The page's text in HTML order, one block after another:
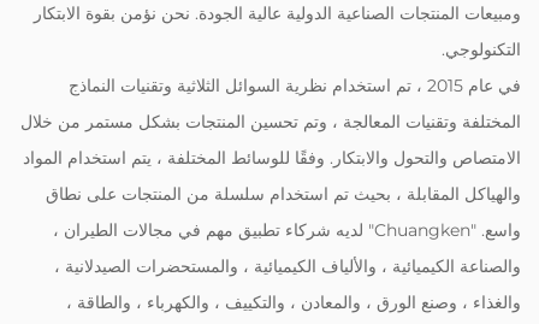
ومبيعات المنتجات الصناعية الدولية عالية الجودة. نحن نؤمن بقوة الابتكار
التكنولوجي.
في عام 2015 ، تم استخدام نظرية السوائل الثلاثية وتقنيات النماذج
المختلفة وتقنيات المعالجة ، وتم تحسين المنتجات بشكل مستمر من خلال
الامتصاص والتحول والابتكار. وفقًا للوسائط المختلفة ، يتم استخدام المواد
والهياكل المقابلة ، بحيث تم استخدام سلسلة من المنتجات على نطاق
واسع. "Chuangken" لديه شركاء تطبيق مهم في مجالات الطيران ،
والصناعة الكيميائية ، والألياف الكيميائية ، والمستحضرات الصيدلانية ،
والغذاء ، وصنع الورق ، والمعادن ، والتكييف ، والكهرباء ، والطاقة ،